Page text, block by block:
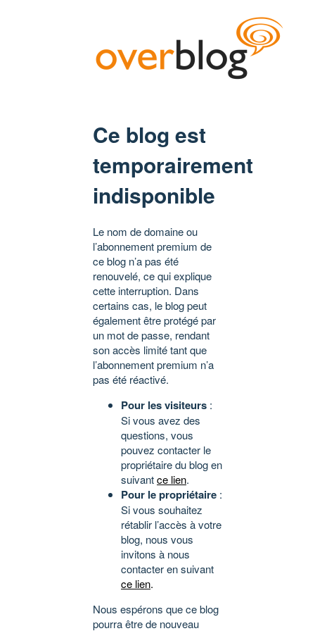
Ce blog est
temporairement
indisponible
Le nom de domaine ou
l’abonnement premium de
ce blog n’a pas été
renouvelé, ce qui explique
cette interruption. Dans
certains cas, le blog peut
également être protégé par
un mot de passe, rendant
son accès limité tant que
l’abonnement premium n’a
pas été réactivé.
Pour les visiteurs :
Si vous avez des
questions, vous
pouvez contacter le
propriétaire du blog en
suivantce lien.
Pour le propriétaire :
Si vous souhaitez
rétablir l’accès à votre
blog, nous vous
invitons à nous
contacter en suivant
ce lien.
Nous espérons que ce blog
pourra être de nouveau